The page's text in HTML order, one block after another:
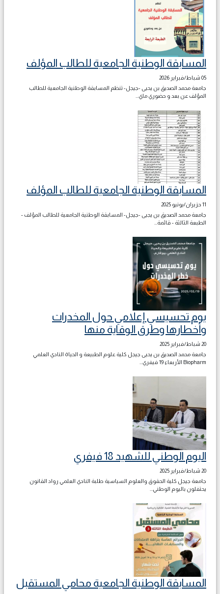
المسابقة الوطنية الجامعية للطالب المؤلف
05 شباط/فبراير 2026
جامعة محمد الصديق بن يحيى -جيجل- تنظم المسابقة الوطنية الجامعية للطالب
المؤلف عن بعد و حضوري ماي...
المسابقة الوطنية الجامعية للطالب المؤلف
11 حزيران/يونيو 2025
جامعة محمد الصديق بن يجيى -جيجل- المسابقة الوطنية الجامعية للطالب المؤلف -
الطبعة الثالثة - قائمة...
يوم تحسيسي إعلامي حول المخدرات
وأخطارها وطرق الوقاية منها
20 شباط/فبراير 2025
جامعة محمد الصديق بن يحيى جيجل كلية علوم الطبيعة و الحياة النادي العلمي
Biopharm الأربعاء 19 فيفري...
اليوم الوطني للشهيد 18 فيفري
20 شباط/فبراير 2025
جامعة جيجل كلية الحقوق والعلوم السياسية طلبة النادي العلمي رواد القانون
يحتفلون باليوم الوطني...
المسابقة الوطنية الجامعية محامي المستقبل